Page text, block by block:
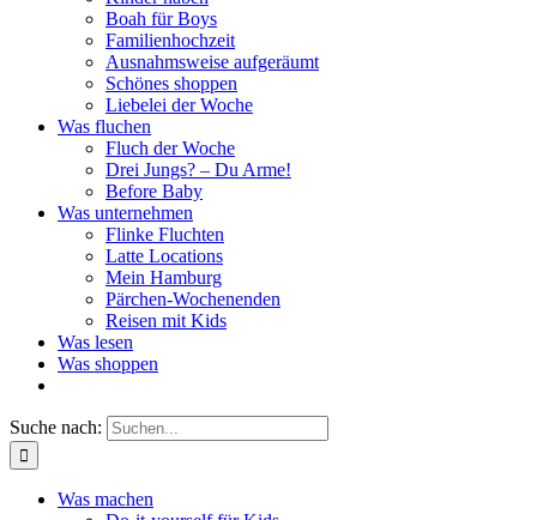
Boah für Boys
Familienhochzeit
Ausnahmsweise aufgeräumt
Schönes shoppen
Liebelei der Woche
Was fluchen
Fluch der Woche
Drei Jungs? – Du Arme!
Before Baby
Was unternehmen
Flinke Fluchten
Latte Locations
Mein Hamburg
Pärchen-Wochenenden
Reisen mit Kids
Was lesen
Was shoppen
Suche nach:
Was machen